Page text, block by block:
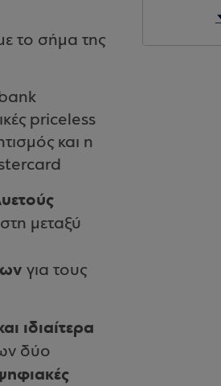
το σήμα της
priceless
και η
μεταξύ
για τους
ιδιαίτερα
δύο